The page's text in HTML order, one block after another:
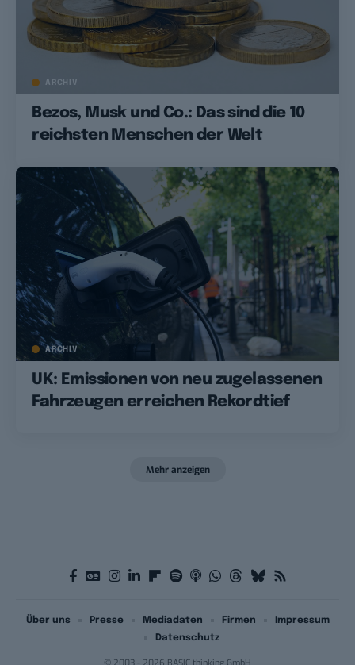
ARCHIV
Bezos, Musk und Co.: Das sind die 10
reichsten Menschen der Welt
ARCHIV
UK: Emissionen von neu zugelassenen
Fahrzeugen erreichen Rekordtief
Mehr anzeigen
Über uns Presse Mediadaten Firmen
Impressum
Datenschutz